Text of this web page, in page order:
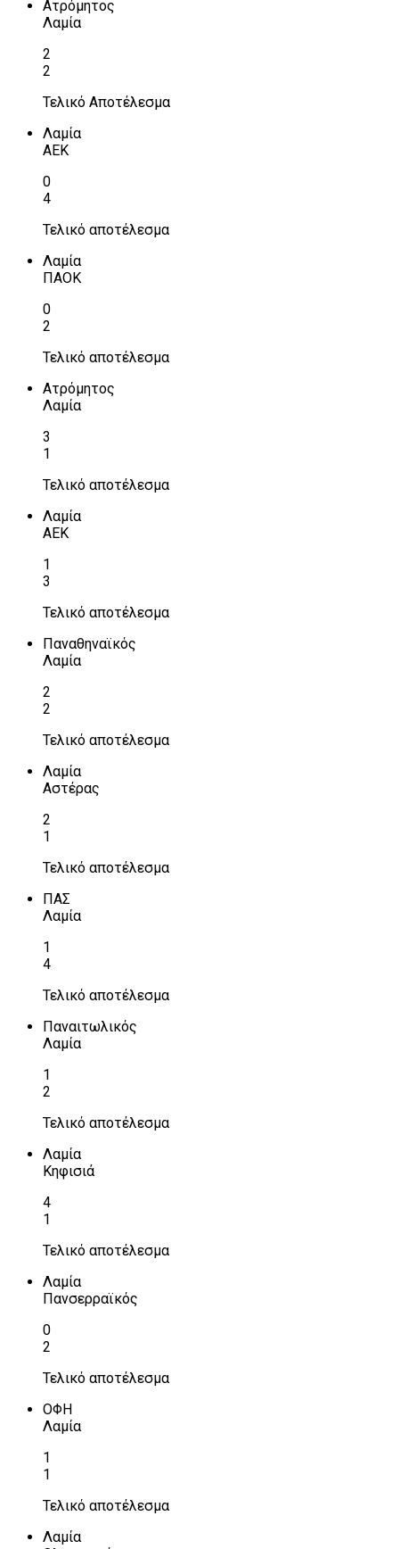
Ατρόμητος
Λαμία
2
2
Τελικό Αποτέλεσμα
Λαμία
ΑΕΚ
0
4
Τελικό αποτέλεσμα
Λαμία
ΠΑΟΚ
0
2
Τελικό αποτέλεσμα
Ατρόμητος
Λαμία
3
1
Τελικό αποτέλεσμα
Λαμία
ΑΕΚ
1
3
Τελικό αποτέλεσμα
Παναθηναϊκός
Λαμία
2
2
Τελικό αποτέλεσμα
Λαμία
Αστέρας
2
1
Τελικό αποτέλεσμα
ΠΑΣ
Λαμία
1
4
Τελικό αποτέλεσμα
Παναιτωλικός
Λαμία
1
2
Τελικό αποτέλεσμα
Λαμία
Κηφισιά
4
1
Τελικό αποτέλεσμα
Λαμία
Πανσερραϊκός
0
2
Τελικό αποτέλεσμα
ΟΦΗ
Λαμία
1
1
Τελικό αποτέλεσμα
Λαμία